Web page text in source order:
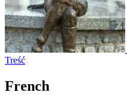
Treść
French